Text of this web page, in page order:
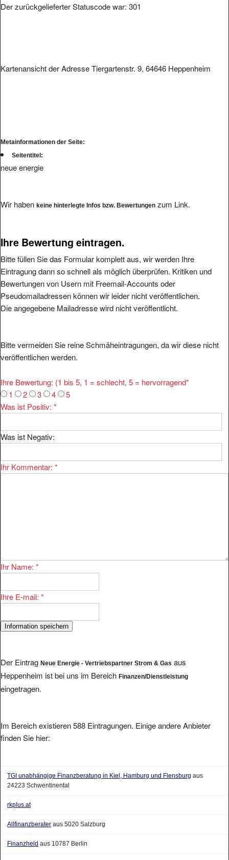
Der zurückgelieferter Statuscode war: 301
Kartenansicht der Adresse Tiergartenstr. 9, 64646 Heppenheim
Metainformationen der Seite:
Seitentitel:
neue energie
Wir haben keine hinterlegte Infos bzw. Bewertungen zum Link.
Ihre Bewertung eintragen.
Bitte füllen Sie das Formular komplett aus, wir werden Ihre
Eintragung dann so schnell als möglich überprüfen. Kritiken und
Bewertungen von Usern mit Freemail-Accounts oder
Pseudomailadressen können wir leider nicht veröffentlichen.
Die angegebene Mailadresse wird nicht veröffentlicht.
Bitte vermeiden Sie reine Schmäheintragungen, da wir diese nicht
veröffentlichen werden.
Ihre Bewertung: (1 bis 5, 1 = schlecht, 5 = hervorragend*
1
2 3 4
5
Was ist Positiv: *
Was ist Negativ:
Ihr Kommentar: *
Ihr Name: *
Ihre E-mail: *
Der Eintrag Neue Energie - Vertriebspartner Strom & Gas aus
Heppenheim ist bei uns im Bereich Finanzen/Dienstleistung
eingetragen.
Im Bereich existieren 588 Eintragungen. Einige andere Anbieter
finden Sie hier:
TGI unabhängige Finanzberatung in Kiel, Hamburg und Flensburg aus
24223 Schwentinental
rkplus.at
Allfinanzberater aus 5020 Salzburg
Finanzheld aus 10787 Berlin